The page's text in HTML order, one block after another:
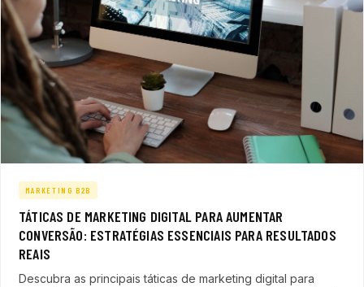
MARKETING B2B
TÁTICAS DE MARKETING DIGITAL PARA AUMENTAR
CONVERSÃO: ESTRATÉGIAS ESSENCIAIS PARA RESULTADOS
REAIS
Descubra as principais táticas de marketing digital para